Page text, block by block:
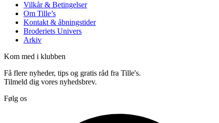
Vilkår & Betingelser
Om Tille’s
Kontakt & åbningstider
Broderiets Univers
Arkiv
Kom med i klubben
Få flere nyheder, tips og gratis råd fra Tille's.
Tilmeld dig vores nyhedsbrev.
Følg os